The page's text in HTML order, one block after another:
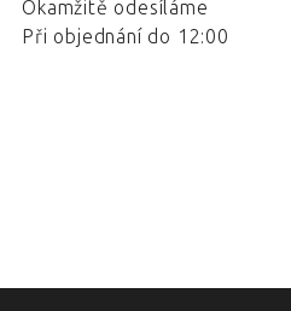
Okamžitě odesíláme
Při objednání do 12:00